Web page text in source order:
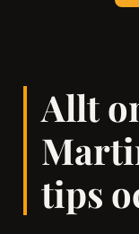
Allt
tips